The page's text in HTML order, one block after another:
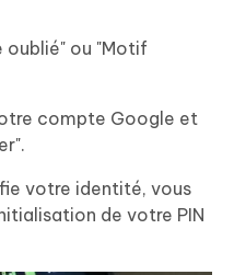
oublié" ou "Motif
compte Google et
votre identité, vous
de votre PIN